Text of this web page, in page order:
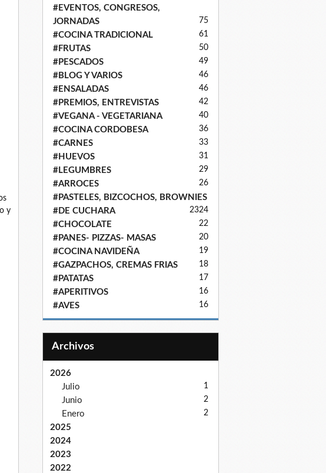
y
#EVENTOS, CONGRESOS,
JORNADAS
75
#COCINA TRADICIONAL 61
#FRUTAS 50
#PESCADOS 49
#BLOG Y VARIOS 46
#ENSALADAS 46
#PREMIOS, ENTREVISTAS 42
#VEGANA - VEGETARIANA 40
#COCINA CORDOBESA 36
#CARNES 33
#HUEVOS 31
#LEGUMBRES 29
#ARROCES 26
#PASTELES, BIZCOCHOS, BROWNIES
24
#DE CUCHARA 23
#CHOCOLATE 22
#PANES- PIZZAS- MASAS 20
#COCINA NAVIDEÑA 19
#GAZPACHOS, CREMAS FRIAS 18
#PATATAS 17
#APERITIVOS 16
#AVES 16
Archivos
2026
Julio
1
Junio 2
Enero 2
2025
2024
2023
2022